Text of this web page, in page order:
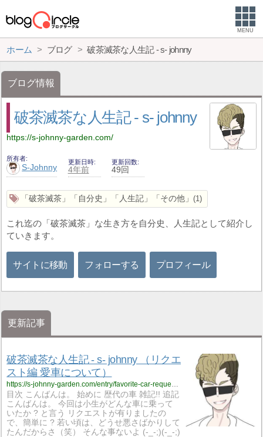
MENU
ホーム ブログ 破茶滅茶な人生記 - s- johnny
ブログ情報
破茶滅茶な人生記 - s- johnny
https://s-johnny-garden.com/
所有者
S-Johnny
更新日時
4年前
更新回数
49回
「破茶滅茶」「自分史」「人生記」「その他」 1
これ迄の「破茶滅茶」な生き方を自分史、人生記として紹介し
ていきます。
サイトに移動 フォローする プロフィール
更新記事
破茶滅茶な人生記 - s- johnny （リクエ
スト編 愛車について）
目次 こんばんは。 始めに 歴代の車 雑記!! 追記
こんばんは。 今回は小生がどんな車に乗って
いたか ? と言う リクエストが有りましたの
で、簡単に ? 若い頃は、どうせ悪さばかりして
たんだからさ（笑） そんな事ないよ (-_-;)(-_-;)